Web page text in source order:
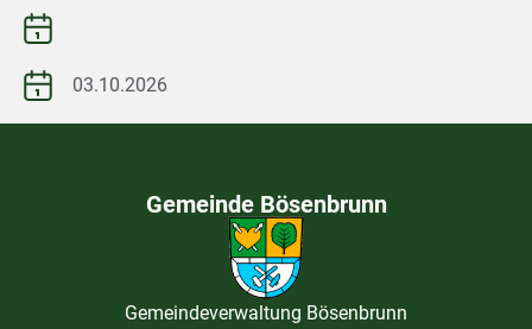
03.10.2026
Gemeinde Bösenbrunn
Gemeindeverwaltung Bösenbrunn